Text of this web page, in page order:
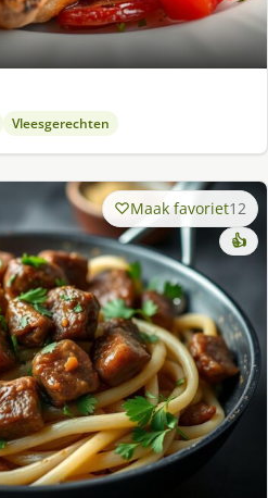
Vleesgerechten
Maak favoriet12
👍